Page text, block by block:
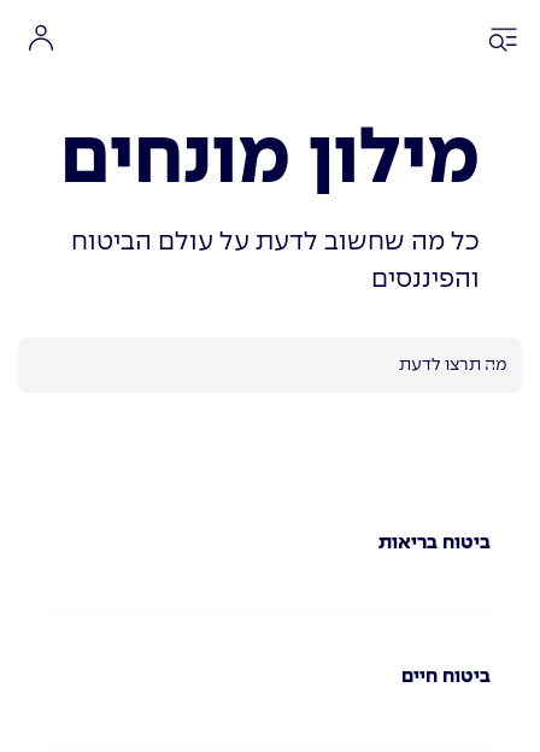
מילון מונחים
כל מה שחשוב לדעת על עולם הביטוח
והפיננסים
ביטוח בריאות
ביטוח חיים